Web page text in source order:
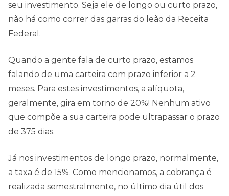
seu investimento. Seja ele de longo ou curto prazo,
não há como correr das garras do leão da Receita
Federal.
Quando a gente fala de curto prazo, estamos
falando de uma carteira com prazo inferior a 2
meses. Para estes investimentos, a alíquota,
geralmente, gira em torno de 20%! Nenhum ativo
que compõe a sua carteira pode ultrapassar o prazo
de 375 dias.
Já nos investimentos de longo prazo, normalmente,
a taxa é de 15%. Como mencionamos, a cobrança é
realizada semestralmente, no último dia útil dos